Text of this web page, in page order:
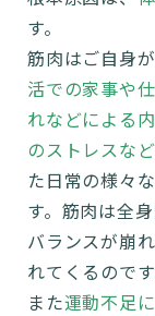
す。
筋肉はご自身
活での家事や
れなどによる
のストレスな
た日常の様々
す。筋肉は全
バランスが崩
れてくるのです
また運動不足